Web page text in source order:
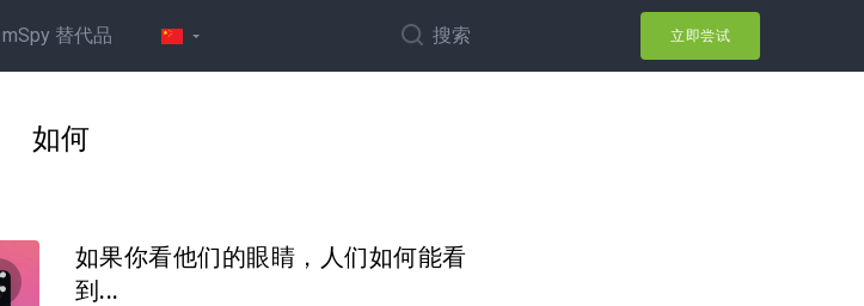
mSpy 替代品 搜索 立即尝试
如何
如果你看他们的眼睛，人们如何能看
到...